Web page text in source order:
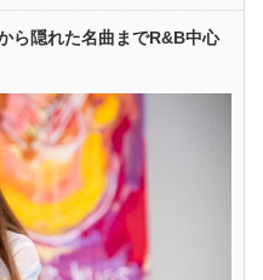
ら隠れた名曲までR&B中心